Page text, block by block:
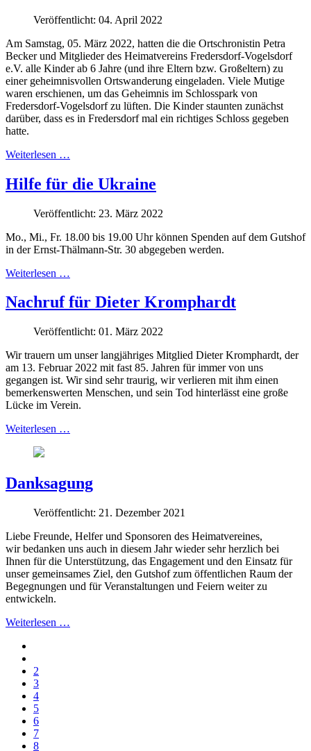
Veröffentlicht: 04. April 2022
Am Samstag, 05. März 2022, hatten die die Ortschronistin Petra
Becker und Mitglieder des Heimatvereins Fredersdorf-Vogelsdorf
e.V. alle Kinder ab 6 Jahre (und ihre Eltern bzw. Großeltern) zu
einer geheimnisvollen Ortswanderung eingeladen. Viele Mutige
waren erschienen, um das Geheimnis im Schlosspark von
Fredersdorf-Vogelsdorf zu lüften. Die Kinder staunten zunächst
darüber, dass es in Fredersdorf mal ein richtiges Schloss gegeben
hatte.
Weiterlesen …
Hilfe für die Ukraine
Veröffentlicht: 23. März 2022
Mo., Mi., Fr. 18.00 bis 19.00 Uhr können Spenden auf dem Gutshof
in der Ernst-Thälmann-Str. 30 abgegeben werden.
Weiterlesen …
Nachruf für Dieter Kromphardt
Veröffentlicht: 01. März 2022
Wir trauern um unser langjähriges Mitglied Dieter Kromphardt, der
am 13. Februar 2022 mit fast 85. Jahren für immer von uns
gegangen ist. Wir sind sehr traurig, wir verlieren mit ihm einen
bemerkenswerten Menschen, und sein Tod hinterlässt eine große
Lücke im Verein.
Weiterlesen …
Danksagung
Veröffentlicht: 21. Dezember 2021
Liebe Freunde, Helfer und Sponsoren des Heimatvereines,
wir bedanken uns auch in diesem Jahr wieder sehr herzlich bei
Ihnen für die Unterstützung, das Engagement und den Einsatz für
unser gemeinsames Ziel, den Gutshof zum öffentlichen Raum der
Begegnungen und für Veranstaltungen und Feiern weiter zu
entwickeln.
Weiterlesen …
2
3
4
5
6
7
8